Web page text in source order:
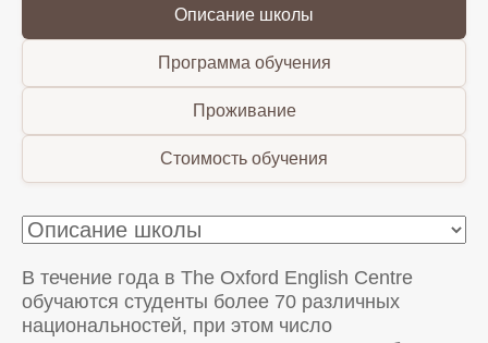
Описание школы
Программа обучения
Проживание
Стоимость обучения
В течение года в The Oxford English Centre
обучаются студенты более 70 различных
национальностей, при этом число